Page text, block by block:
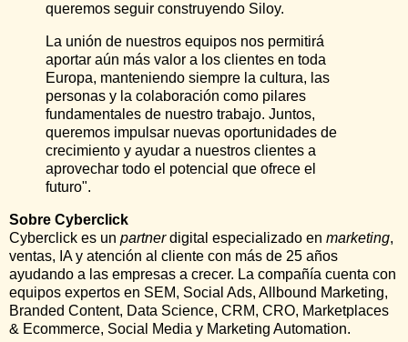
queremos seguir construyendo Siloy.
La unión de nuestros equipos nos permitirá
aportar aún más valor a los clientes en toda
Europa, manteniendo siempre la cultura, las
personas y la colaboración como pilares
fundamentales de nuestro trabajo. Juntos,
queremos impulsar nuevas oportunidades de
crecimiento y ayudar a nuestros clientes a
aprovechar todo el potencial que ofrece el
futuro".
Sobre Cyberclick
Cyberclick es un partnerdigital especializado en marketing,
ventas, IA y atención al cliente con más de 25 años
ayudando a las empresas a crecer. La compañía cuenta con
equipos expertos en SEM, Social Ads, Allbound Marketing,
Branded Content, Data Science, CRM, CRO, Marketplaces
& Ecommerce, Social Media y Marketing Automation.